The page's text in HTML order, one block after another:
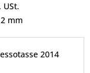
USt.
mm
2014